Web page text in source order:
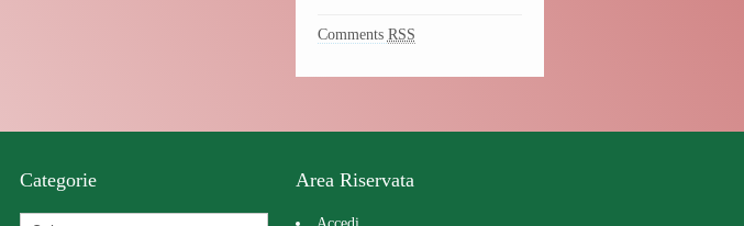
Comments RSS
Categorie Area Riservata
Accedi